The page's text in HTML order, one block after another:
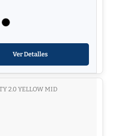
Ver Detalles